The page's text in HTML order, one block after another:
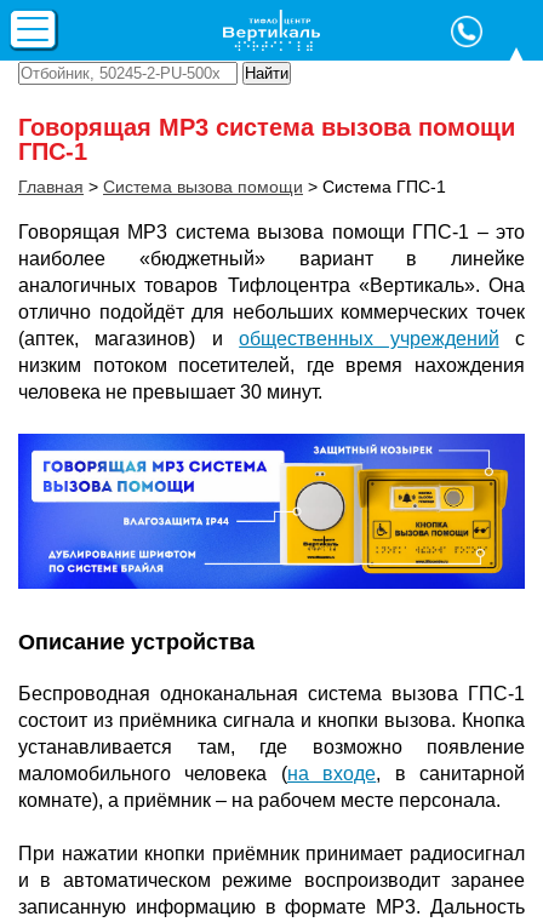
Говорящая МР3 система вызова помощи
ГПС-1
Главная > Система вызова помощи > Система ГПС-1
Говорящая МР3 система вызова помощи ГПС-1 – это
наиболее «бюджетный» вариант в линейке
аналогичных товаров Тифлоцентра «Вертикаль». Она
отлично подойдёт для небольших коммерческих точек
(аптек, магазинов) иобщественных учреждений с
низким потоком посетителей, где время нахождения
человека не превышает 30 минут.
Описание устройства
Беспроводная одноканальная система вызова ГПС-1
состоит из приёмника сигнала и кнопки вызова. Кнопка
устанавливается там, где возможно появление
маломобильного человека (на входе, в санитарной
комнате), а приёмник – на рабочем месте персонала.
При нажатии кнопки приёмник принимает радиосигнал
и в автоматическом режиме воспроизводит заранее
записанную информацию в формате МР3. Дальность